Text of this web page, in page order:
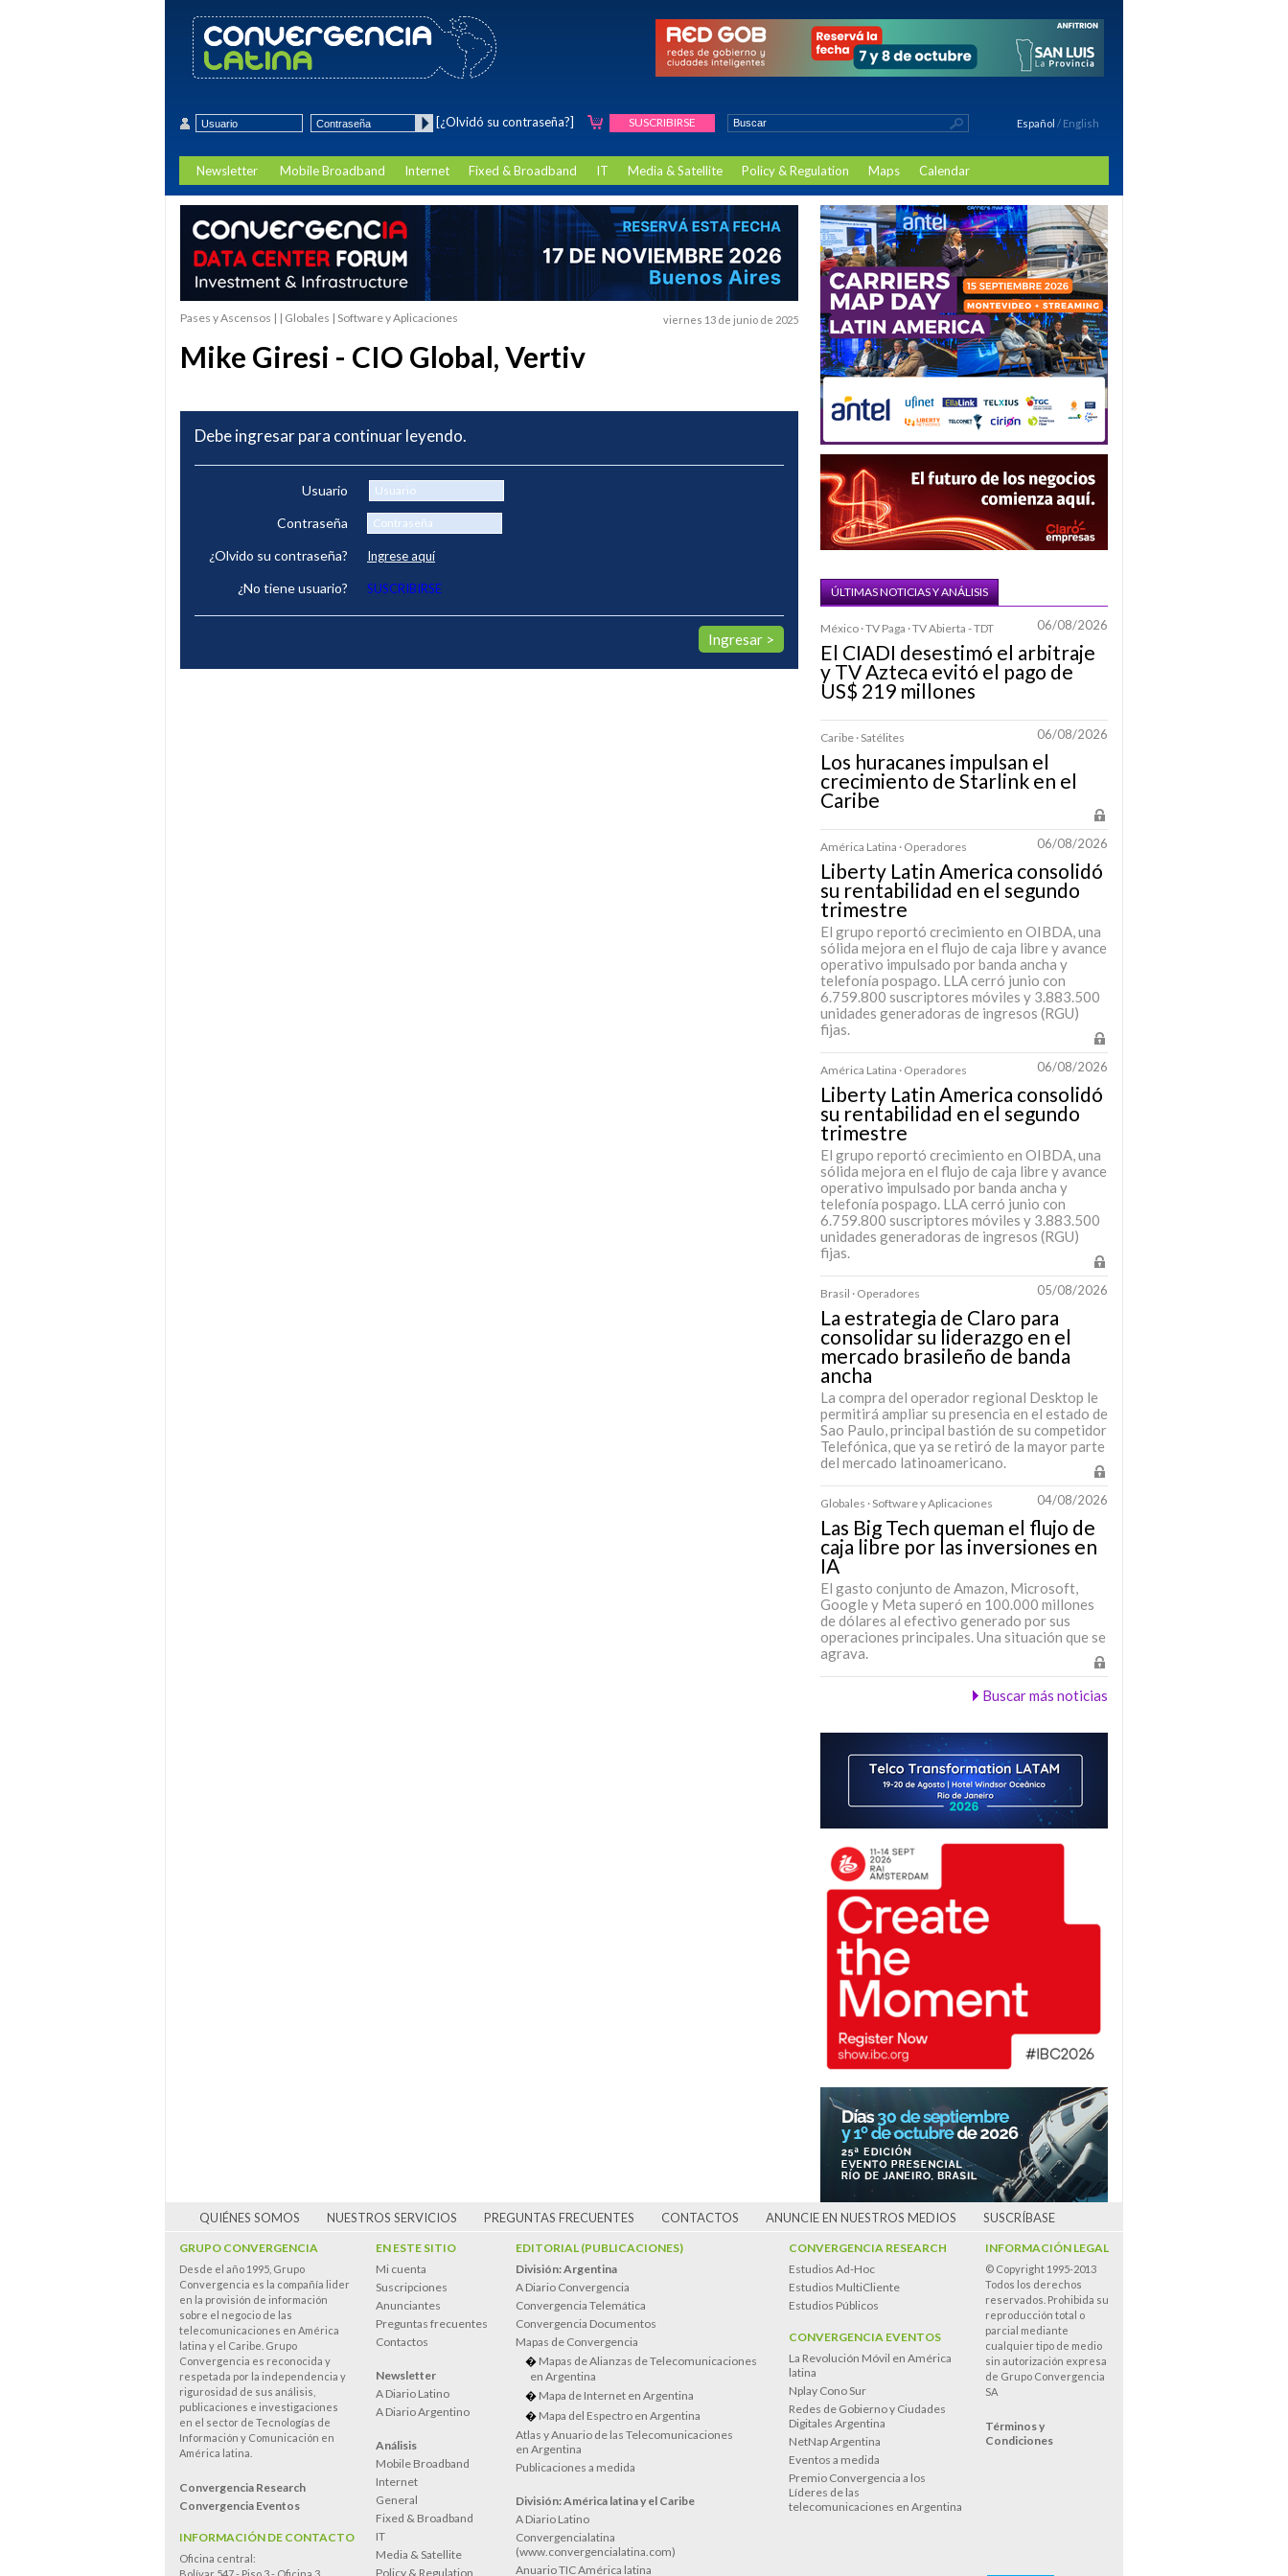
[¿Olvidó su contraseña?] SUSCRIBIRSE Español / English
Newsletter Mobile Broadband Internet Fixed & Broadband IT Media & Satellite Policy & Regulation Maps Calendar
viernes 13 de junio de 2025
Pases y Ascensos | | Globales | Software y Aplicaciones
Mike Giresi - CIO Global, Vertiv
Debe ingresar para continuar leyendo.
Usuario
Contraseña
¿Olvido su contraseña?
Ingrese aquí
¿No tiene usuario? SUSCRIBIRSE ÚLTIMAS NOTICIAS Y ANÁLISIS
México · TV Paga · TV Abierta - TDT 06/08/2026
El CIADI desestimó el arbitraje
y TV Azteca evitó el pago de
US$ 219 millones
Caribe · Satélites 06/08/2026
Los huracanes impulsan el
crecimiento de Starlink en el
Caribe
América Latina · Operadores 06/08/2026
Liberty Latin America consolidó
su rentabilidad en el segundo
trimestre
El grupo reportó crecimiento en OIBDA, una
sólida mejora en el flujo de caja libre y avance
operativo impulsado por banda ancha y
telefonía pospago. LLA cerró junio con
6.759.800 suscriptores móviles y 3.883.500
unidades generadoras de ingresos (RGU)
fijas.
América Latina · Operadores 06/08/2026
Liberty Latin America consolidó
su rentabilidad en el segundo
trimestre
El grupo reportó crecimiento en OIBDA, una
sólida mejora en el flujo de caja libre y avance
operativo impulsado por banda ancha y
telefonía pospago. LLA cerró junio con
6.759.800 suscriptores móviles y 3.883.500
unidades generadoras de ingresos (RGU)
fijas.
Brasil · Operadores 05/08/2026
La estrategia de Claro para
consolidar su liderazgo en el
mercado brasileño de banda
ancha
La compra del operador regional Desktop le
permitirá ampliar su presencia en el estado de
Sao Paulo, principal bastión de su competidor
Telefónica, que ya se retiró de la mayor parte
del mercado latinoamericano.
Globales · Software y Aplicaciones 04/08/2026
Las Big Tech queman el flujo de
caja libre por las inversiones en
IA
El gasto conjunto de Amazon, Microsoft,
Google y Meta superó en 100.000 millones
de dólares al efectivo generado por sus
operaciones principales. Una situación que se
agrava.
Buscar más noticias
QUIÉNES SOMOS NUESTROS SERVICIOS PREGUNTAS FRECUENTES CONTACTOS ANUNCIE EN NUESTROS MEDIOS SUSCRÍBASE
GRUPO CONVERGENCIA
Desde el año 1995, Grupo
Convergencia es la compañía lider
en la provisión de información
sobre el negocio de las
telecomunicaciones en América
latina y el Caribe. Grupo
Convergencia es reconocida y
respetada por la independencia y
rigurosidad de sus análisis,
publicaciones e investigaciones
en el sector de Tecnologías de
Información y Comunicación en
América latina.
Convergencia Research
Convergencia Eventos
INFORMACIÓN DE CONTACTO
Oficina central:
EN ESTE SITIO
Mi cuenta
Suscripciones
Anunciantes
Preguntas frecuentes
Contactos
Newsletter
A Diario Latino
A Diario Argentino
Análisis
Mobile Broadband
Internet
General
Fixed & Broadband
IT
Media & Satellite
Policy & Regulation
EDITORIAL (PUBLICACIONES)
División: Argentina
A Diario Convergencia
Convergencia Telemática
Convergencia Documentos
Mapas de Convergencia
Mapas de Alianzas de Telecomunicaciones
en Argentina
Mapa de Internet en Argentina
Mapa del Espectro en Argentina
Atlas y Anuario de las Telecomunicaciones
en Argentina
Publicaciones a medida
División: América latina y el Caribe
A Diario Latino
Convergencialatina
(www.convergencialatina.com)
Anuario TIC América latina
CONVERGENCIA RESEARCH
Estudios Ad-Hoc
Estudios MultiCliente
Estudios Públicos
CONVERGENCIA EVENTOS
La Revolución Móvil en América
latina
Nplay Cono Sur
Redes de Gobierno y Ciudades
Digitales Argentina
NetNap Argentina
Eventos a medida
Premio Convergencia a los
Líderes de las
telecomunicaciones en Argentina
INFORMACIÓN LEGAL
© Copyright 1995-2013
Todos los derechos
reservados. Prohibida su
reproducción total o
parcial mediante
cualquier tipo de medio
sin autorización expresa
de Grupo Convergencia
SA
Términos y
Condiciones